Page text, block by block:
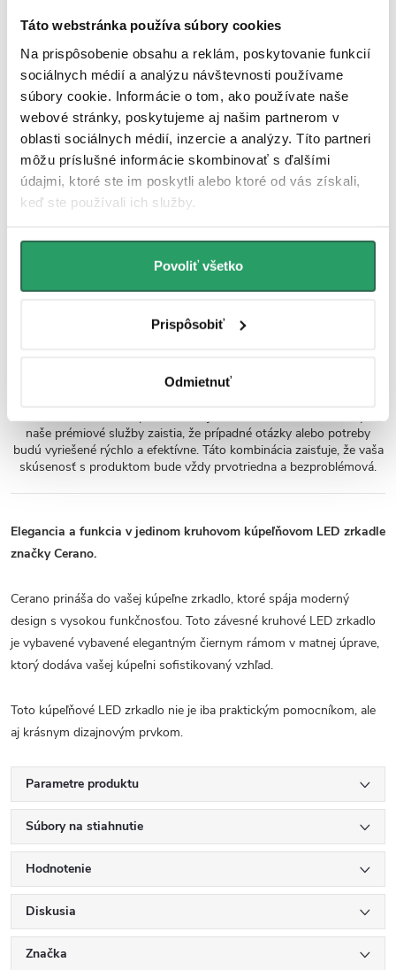
Táto webstránka používa súbory cookies
Na prispôsobenie obsahu a reklám, poskytovanie funkcií
sociálnych médií a analýzu návštevnosti používame
súbory cookie. Informácie o tom, ako používate naše
webové stránky, poskytujeme aj našim partnerom v
oblasti sociálnych médií, inzercie a analýzy. Títo partneri
môžu príslušné informácie skombinovať s ďalšími
údajmi, ktoré ste im poskytli alebo ktoré od vás získali,
keď ste používali ich služby.
Povoliť všetko
Prispôsobiť
Odmietnuť
minimálnou spotrebou energie. So životnosťou až 50 000 hodín sa
postará o dlhodobý výkon bez nutnosti výmeny, čo znamená menej
starostí a trvalo vysokú kvalitu svetla.
Vodeodolnosť IP 54
Zrkadlá s krytím IP54 sú ideálne do vlhkého prostredia, ako sú
kúpeľne. Poskytujú spoľahlivú ochranu proti striekajúcej vode, čo
zaručuje bezpečnú a dlhodobú prevádzku aj v náročných
podmienkach.
Hliníkový kryt a rám
Hliník je ideálnym materiálom pre rámy zrkadiel, najmä v prostredí s
vysokou vlhkosťou, ako sú kúpeľne. Jeho odolnosť proti korózii a
pevnosť zaisťujú dlhú životnosť. Hliníkové kryty esteticky chránia
zaručujúce odolnosť proti prachu a vode.
naše prémiové služby zaistia, že prípadné otázky alebo potreby
budú vyriešené rýchlo a efektívne. Táto kombinácia zaisťuje, že vaša
skúsenosť s produktom bude vždy prvotriedna a bezproblémová.
Elegancia a funkcia v jedinom kruhovom kúpeľňovom LED zrkadle
značky Cerano.
Cerano prináša do vašej kúpeľne zrkadlo, ktoré spája moderný
design s vysokou funkčnosťou. Toto závesné kruhové LED zrkadlo
je vybavené vybavené elegantným čiernym rámom v matnej úprave,
ktorý dodáva vašej kúpeľni sofistikovaný vzhľad.
Toto kúpeľňové LED zrkadlo nie je iba praktickým pomocníkom, ale
aj krásnym dizajnovým prvkom.
Parametre produktu
Súbory na stiahnutie
Hodnotenie
Diskusia
Značka